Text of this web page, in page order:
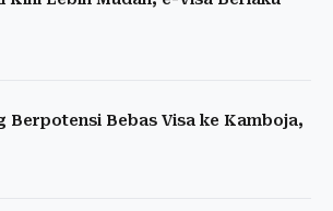
Berpotensi Bebas Visa ke Kamboja,